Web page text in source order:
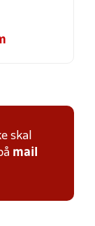
skal
mail